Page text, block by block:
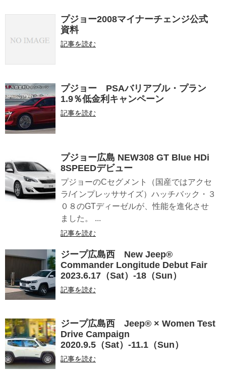
プジョー2008マイナーチェンジ公式
資料
記事を読む
プジョー PSAバリアブル・プラン
1.9％低金利キャンペーン
記事を読む
プジョー広島 NEW308 GT Blue HDi
8SPEEDデビュー
プジョーのCセグメント（国産ではアクセ
ラ/インプレッササイズ）ハッチバック・３
０８のGTディーゼルが、性能を進化させ
ました。 ...
記事を読む
ジープ広島西 New Jeep®
Commander Longitude Debut Fair
2023.6.17（Sat）-18（Sun）
記事を読む
ジープ広島西 Jeep® × Women Test
Drive Campaign
2020.9.5（Sat）-11.1（Sun）
記事を読む